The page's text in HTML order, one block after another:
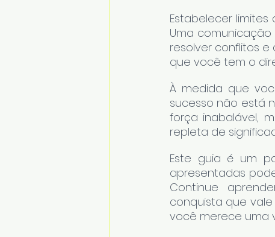
Estabelecer
Uma
resolver conflitos e
que você tem o
À medida que
sucesso não está
força inabalável,
repleta de
Este guia é um
apresentadas
Continue
conquista que
você merece uma